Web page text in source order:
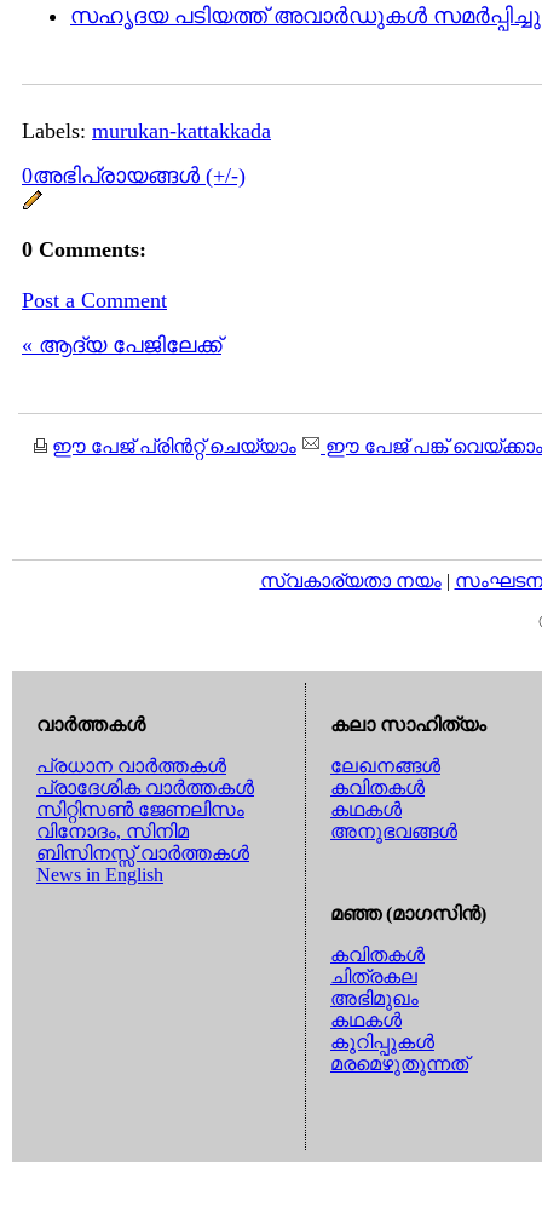
സഹൃദയ പടിയത്ത് അവാര്‍ഡുകള്‍ സമര്‍പ്പിച്ചു
Labels: murukan-kattakkada
0അഭിപ്രായങ്ങള്‍ (+/-)
0 Comments:
Post a Comment
« ആദ്യ പേജിലേക്ക്
ഈ പേജ് പ്രിന്‍റ്റ് ചെയ്യാം ഈ പേജ് പങ്ക് വെയ്ക്കാം
സ്വകാര്യതാ നയം|
വാര്‍ത്തകള്‍
പ്രധാന വാര്‍ത്തകള്‍
പ്രാദേശിക വാര്‍ത്തകള്‍
സിറ്റിസണ്‍ ജേണലിസം
വിനോദം, സിനിമ
ബിസിനസ്സ് വാര്‍ത്തകള്‍
News in English
കലാ സാഹിത്യം
ലേഖനങ്ങള്‍
കവിതകള്‍
കഥകള്‍
അനുഭവങ്ങള്‍
മഞ്ഞ (മാഗസിന്‍)
കവിതകള്‍
ചിത്രകല
അഭിമുഖം
കഥകള്‍
കുറിപ്പുകള്‍
മരമെഴുതുന്നത്